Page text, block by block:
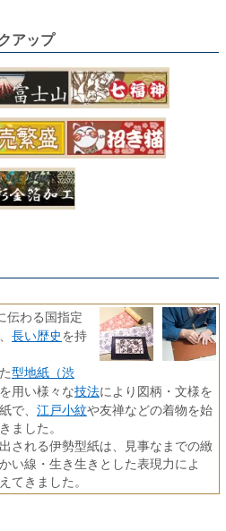
アップ
伝わる国指定
長い歴史を持
型地紙（渋
用い様々な技法により図柄・文様を
で、 江戸小紋や友禅などの着物を始
ました。
される伊勢型紙は、見事なまでの緻
い線・生き生きとした表現力によ
てきました。